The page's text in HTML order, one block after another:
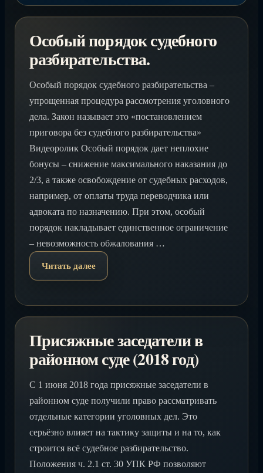
Особый порядок судебного
разбирательства.
Особый порядок судебного разбирательства –
упрощенная процедура рассмотрения уголовного
дела. Закон называет это «постановлением
приговора без судебного разбирательства»
Видеоролик Особый порядок дает неплохие
бонусы – снижение максимального наказания до
2/3, а также освобождение от судебных расходов,
например, от оплаты труда переводчика или
адвоката по назначению. При этом, особый
порядок накладывает единственное ограничение
– невозможность обжалования …
Читать далее
Присяжные заседатели в
районном суде (2018 год)
С 1 июня 2018 года присяжные заседатели в
районном суде получили право рассматривать
отдельные категории уголовных дел. Это
серьёзно влияет на тактику защиты и на то, как
строится всё судебное разбирательство.
Положения ч. 2.1 ст. 30 УПК РФ позволяют